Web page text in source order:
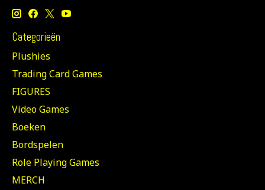
Categorieën
Plushies
Trading Card Games
FIGURES
Video Games
Boeken
Bordspelen
Role Playing Games
MERCH